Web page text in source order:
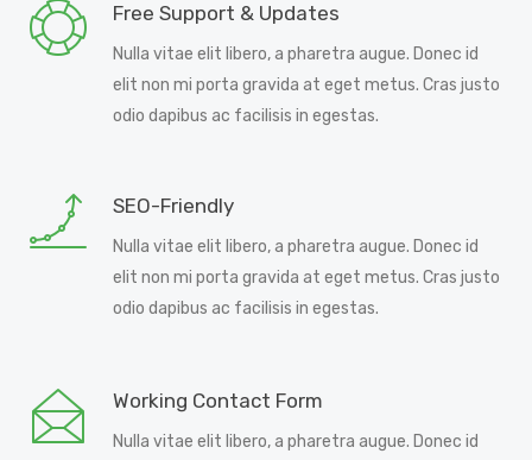
Free Support & Updates
Nulla vitae elit libero, a pharetra augue. Donec id
elit non mi porta gravida at eget metus. Cras justo
odio dapibus ac facilisis in egestas.
SEO-Friendly
Nulla vitae elit libero, a pharetra augue. Donec id
elit non mi porta gravida at eget metus. Cras justo
odio dapibus ac facilisis in egestas.
Working Contact Form
Nulla vitae elit libero, a pharetra augue. Donec id